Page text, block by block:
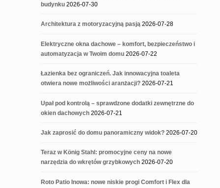
budynku 2026-07-30
Architektura z motoryzacyjną pasją 2026-07-28
Elektryczne okna dachowe – komfort, bezpieczeństwo i
automatyzacja w Twoim domu 2026-07-22
Łazienka bez ograniczeń. Jak innowacyjna toaleta
otwiera nowe możliwości aranżacji? 2026-07-21
Upał pod kontrolą – sprawdzone dodatki zewnętrzne do
okien dachowych 2026-07-21
Jak zaprosić do domu panoramiczny widok? 2026-07-20
Teraz w König Stahl: promocyjne ceny na nowe
narzędzia do wkrętów grzybkowych 2026-07-20
Roto Patio Inowa: nowe niskie progi Comfort i Flex dla